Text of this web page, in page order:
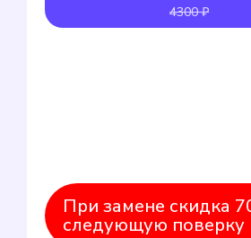
4300 ₽
При замене скидка
следующую поверку